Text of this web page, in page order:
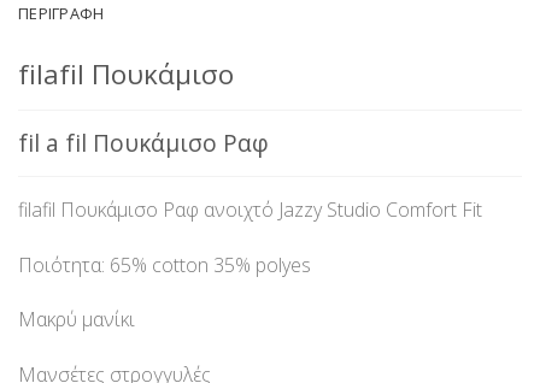
ΠΕΡΙΓΡΑΦΉ
filafil Πουκάμισο
fil a fil Πουκάμισο Ραφ
filafil Πουκάμισο Ραφ ανοιχτό Jazzy Studio Comfort Fit
Ποιότητα: 65% cotton 35% polyes
Μακρύ μανίκι
Μανσέτες στρογγυλές